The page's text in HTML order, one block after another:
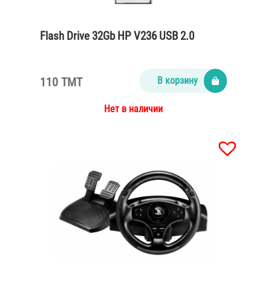
Flash Drive 32Gb HP V236 USB 2.0
110 TMT В корзину
Нет в наличии